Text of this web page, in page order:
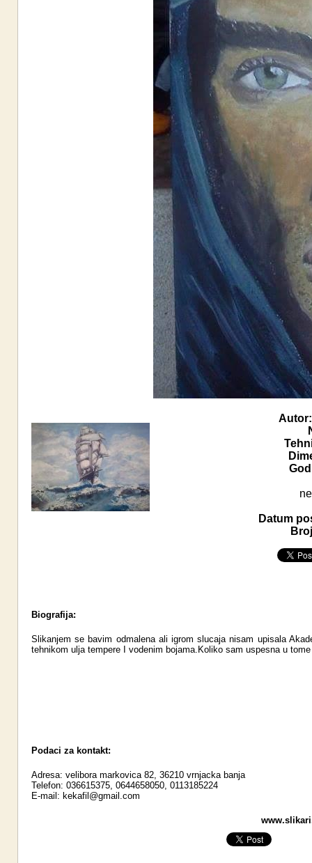
Autor:
Datum
Biografija:
Slikanjem se bavim odmalena ali igrom slucaja nisam upisala
tehnikom ulja tempere I vodenim bojama.Koliko sam uspesna u
Podaci za kontakt:
Adresa: velibora markovica 82, 36210 vrnjacka banja
Telefon: 036615375, 0644658050, 0113185224
E-mail: kekafil@gmail.com